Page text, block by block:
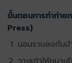
ขั้นตอนการทำท่า
Press)
นอนราบลงกับม้